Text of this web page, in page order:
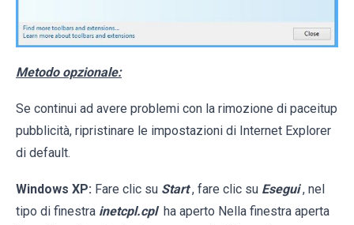
Metodo opzionale:
Se continui ad avere problemi con la rimozione di paceitup
pubblicità, ripristinare le impostazioni di Internet Explorer
di default.
Windows XP: Fare clic su Start , fare clic su Esegui , nel
tipo di finestra inetcpl.cpl ha aperto Nella finestra aperta